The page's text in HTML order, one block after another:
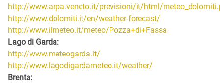
http://www.arpa.veneto.it/previsioni/it/html/
http://www.dolomiti.it/en/weather-forecast/
http://www.ilmeteo.it/meteo/Pozza+di+Fassa
Lago di Garda:
http://www.meteogarda.it/
http://www.lagodigardameteo.it/weather/
Brenta: